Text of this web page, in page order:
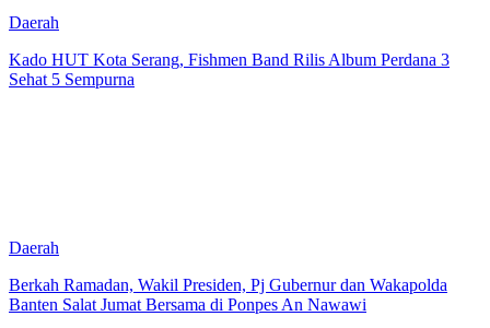
Daerah
Kado HUT Kota Serang, Fishmen Band Rilis Album Perdana 3
Sehat 5 Sempurna
Daerah
Berkah Ramadan, Wakil Presiden, Pj Gubernur dan Wakapolda
Banten Salat Jumat Bersama di Ponpes An Nawawi